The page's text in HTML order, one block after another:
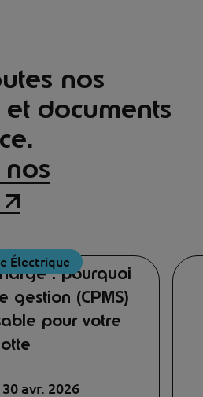
nos
et documents
Électrique
: pourquoi
gestion (CPMS)
pour votre
30 avr. 2026